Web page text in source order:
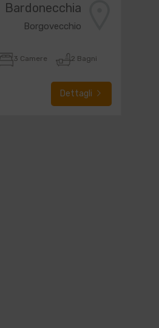
Bardonecchia
Borgovecchio
3 Camere 2 Bagni
Dettagli